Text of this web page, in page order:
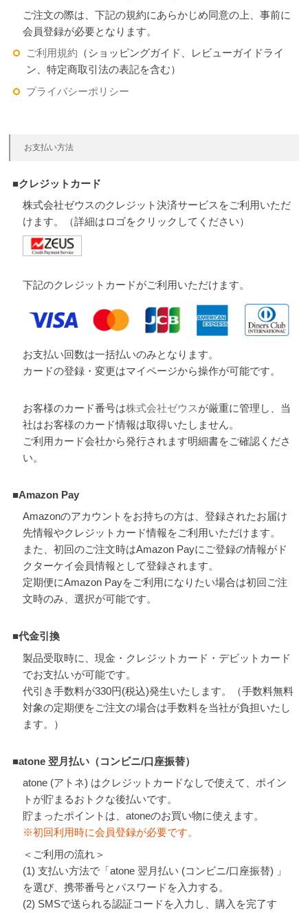
ご注文の際は、下記の規約にあらかじめ同意の上、事前に
会員登録が必要となります。
ご利用規約 （ショッピングガイド、レビューガイドライ
ン、特定商取引法の表記を含む）
プライバシーポリシー
お支払い方法
■クレジットカード
株式会社ゼウスのクレジット決済サービスをご利用いただ
けます。（詳細はロゴをクリックしてください）
下記のクレジットカードがご利用いただけます。
お支払い回数は一括払いのみとなります。
カードの登録・変更はマイページから操作が可能です。
お客様のカード番号は株式会社ゼウスが厳重に管理し、当
社はお客様のカード情報は取得いたしません。
ご利用カード会社から発行されます明細書をご確認くださ
い。
■Amazon Pay
Amazonのアカウントをお持ちの方は、登録されたお届け
先情報やクレジットカード情報をご利用いただけます。
また、初回のご注文時はAmazon Payにご登録の情報がド
クターケイ会員情報として登録されます。
定期便にAmazon Payをご利用になりたい場合は初回ご注
文時のみ、選択が可能です。
■代金引換
製品受取時に、現金・クレジットカード・デビットカード
でお支払いが可能です。
代引き手数料が330円(税込)発生いたします。（手数料無料
対象の定期便をご注文の場合は手数料を当社が負担いたし
ます。）
■atone 翌月払い（コンビニ/口座振替）
atone (アトネ) はクレジットカードなしで使えて、ポイン
トが貯まるおトクな後払いです。
貯まったポイントは、atoneのお買い物に使えます。
※初回利用時に会員登録が必要です。
＜ご利用の流れ＞
(1) 支払い方法で「atone 翌月払い (コンビニ/口座振替) 」
を選び、携帯番号とパスワードを入力する。
(2) SMSで送られる認証コードを入力し、購入を完了す